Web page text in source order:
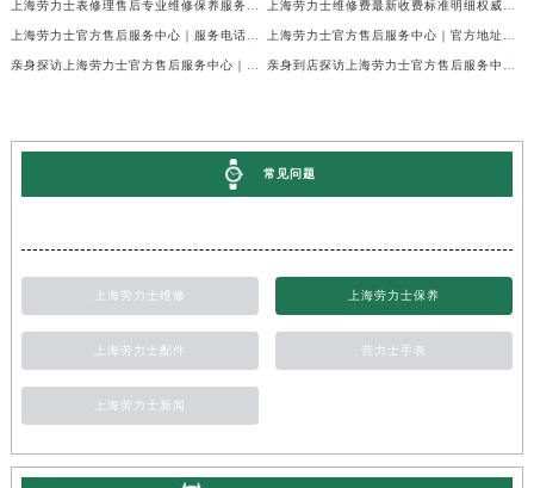
常见问题
上海劳力士维修 上海劳力士保养
上海劳力士配件 劳力士手表
上海劳力士新闻